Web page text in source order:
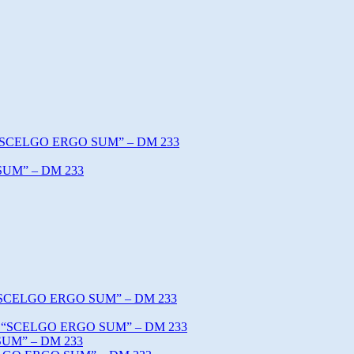
ERGO SUM” – DM 233
– DM 233
ERGO SUM” – DM 233
ERGO SUM” – DM 233
– DM 233